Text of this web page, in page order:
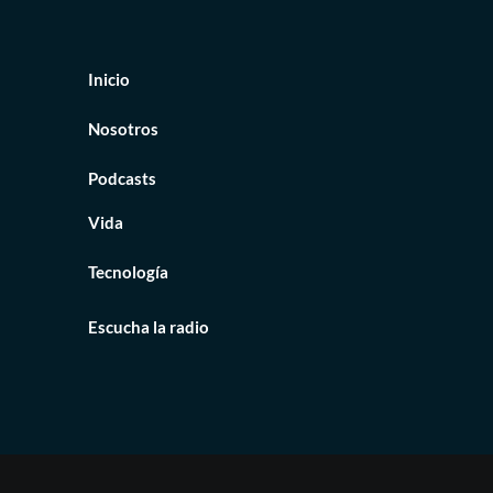
Inicio
Nosotros
Podcasts
Vida
Tecnología
Escucha la radio